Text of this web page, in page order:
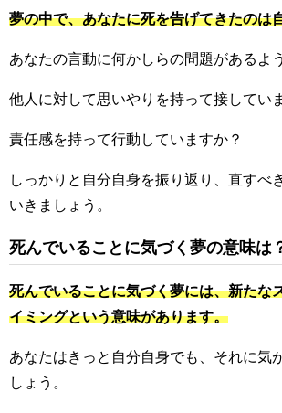
夢の中で、あなたに死を告げてきたのは
あなたの言動に何かしらの問題があるよ
他人に対して思いやりを持って接してい
責任感を持って行動していますか？
しっかりと自分自身を振り返り、直すべ
いきましょう。
死んでいることに気づく夢の意味は
死んでいることに気づく夢には、新たな
イミングという意味があります。
あなたはきっと自分自身でも、それに気
しょう。